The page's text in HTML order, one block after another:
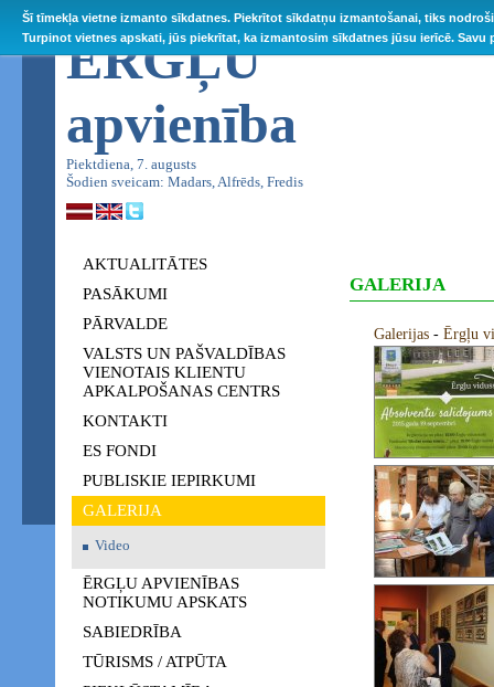
Šī tīmekļa vietne izmanto sīkdatnes. Piekrītot sīkdatņu izmantošanai, tiks
Turpinot vietnes apskati, jūs piekrītat, ka izmantosim sīkdatnes jūsu ierīcē.
ĒRGĻU
apvienība
Piektdiena, 7. augusts
Šodien sveicam: Madars, Alfrēds, Fredis
AKTUALITĀTES
PASĀKUMI
PĀRVALDE
VALSTS UN PAŠVALDĪBAS
VIENOTAIS KLIENTU
APKALPOŠANAS CENTRS
KONTAKTI
ES FONDI
PUBLISKIE IEPIRKUMI
GALERIJA
Video
ĒRGĻU APVIENĪBAS
NOTIKUMU APSKATS
SABIEDRĪBA
TŪRISMS / ATPŪTA
GALERIJA
Galerijas - Ērgļu